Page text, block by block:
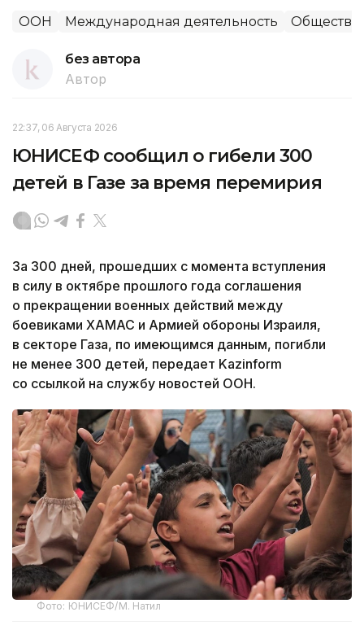
ООН Международная деятельность Общество
без автора
Автор
22:37, 06 Августа 2026
ЮНИСЕФ сообщил о гибели 300
детей в Газе за время перемирия
За 300 дней, прошедших с момента вступления
в силу в октябре прошлого года соглашения
о прекращении военных действий между
боевиками ХАМАС и Армией обороны Израиля,
в секторе Газа, по имеющимся данным, погибли
не менее 300 детей, передает Kazinform
со ссылкой на службу новостей ООН.
Фото: ЮНИСЕФ/М. Натил